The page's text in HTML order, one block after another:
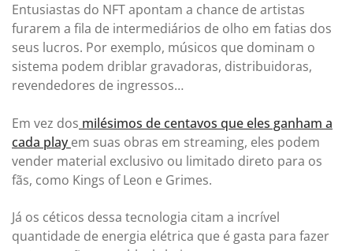
Entusiastas do NFT apontam a chance de artistas
furarem a fila de intermediários de olho em fatias dos
seus lucros. Por exemplo, músicos que dominam o
sistema podem driblar gravadoras, distribuidoras,
revendedores de ingressos…
Em vez dos milésimos de centavos que eles ganham a
cada play em suas obras em streaming, eles podem
vender material exclusivo ou limitado direto para os
fãs, como Kings of Leon e Grimes.
Já os céticos dessa tecnologia citam a incrível
quantidade de energia elétrica que é gasta para fazer